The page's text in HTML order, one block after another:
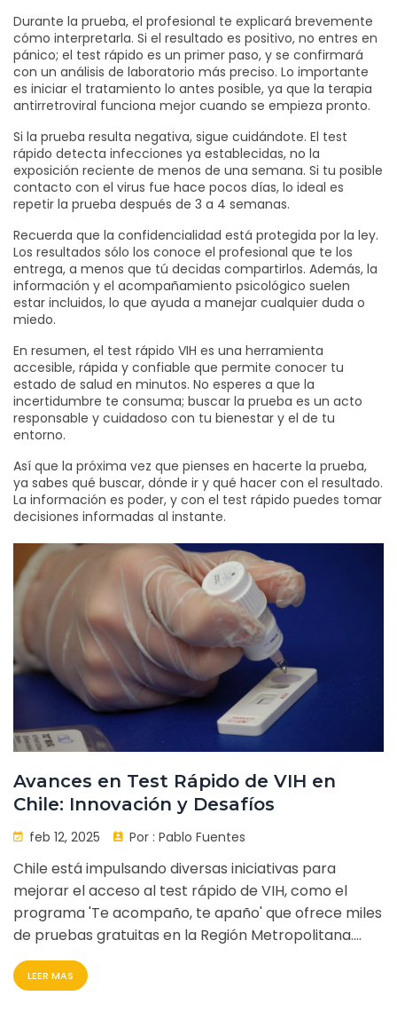
Durante la prueba, el profesional te explicará brevemente
cómo interpretarla. Si el resultado es positivo, no entres en
pánico; el test rápido es un primer paso, y se confirmará
con un análisis de laboratorio más preciso. Lo importante
es iniciar el tratamiento lo antes posible, ya que la terapia
antirretroviral funciona mejor cuando se empieza pronto.
Si la prueba resulta negativa, sigue cuidándote. El test
rápido detecta infecciones ya establecidas, no la
exposición reciente de menos de una semana. Si tu posible
contacto con el virus fue hace pocos días, lo ideal es
repetir la prueba después de 3 a 4 semanas.
Recuerda que la confidencialidad está protegida por la ley.
Los resultados sólo los conoce el profesional que te los
entrega, a menos que tú decidas compartirlos. Además, la
información y el acompañamiento psicológico suelen
estar incluidos, lo que ayuda a manejar cualquier duda o
miedo.
En resumen, el test rápido VIH es una herramienta
accesible, rápida y confiable que permite conocer tu
estado de salud en minutos. No esperes a que la
incertidumbre te consuma; buscar la prueba es un acto
responsable y cuidadoso con tu bienestar y el de tu
entorno.
Así que la próxima vez que pienses en hacerte la prueba,
ya sabes qué buscar, dónde ir y qué hacer con el resultado.
La información es poder, y con el test rápido puedes tomar
decisiones informadas al instante.
Avances en Test Rápido de VIH en
Chile: Innovación y Desafíos
feb 12, 2025 Por : Pablo Fuentes
Chile está impulsando diversas iniciativas para
mejorar el acceso al test rápido de VIH, como el
programa 'Te acompaño, te apaño' que ofrece miles
de pruebas gratuitas en la Región Metropolitana.
Eventos masivos realizados por la Universidad de
Chile buscan también aumentar la detección
LEER MAS